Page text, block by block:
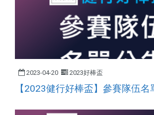
2023-04-20 2023好棒盃
【2023健行好棒盃】參賽隊伍名